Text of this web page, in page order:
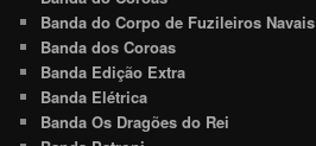
Banda do Corpo de Fuzileiros Navais
Banda dos Coroas
Banda Edição Extra
Banda Elétrica
Banda Os Dragões do Rei